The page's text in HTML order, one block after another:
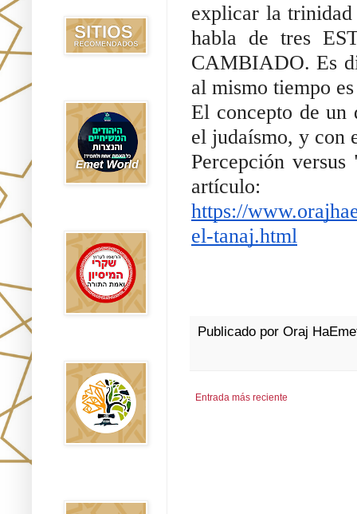
explicar la
habla de tres
CAMBIADO. Es
al mismo tiempo
El concepto de un
el judaísmo, y con
Percepción
artículo:
https://
el-tanaj.html
Publicado por Oraj
Entrada más reciente